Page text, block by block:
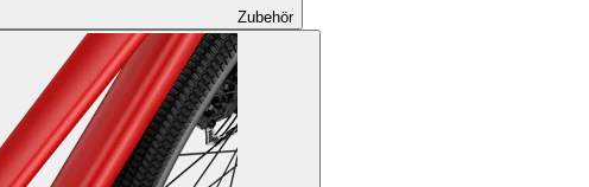
Zubehör